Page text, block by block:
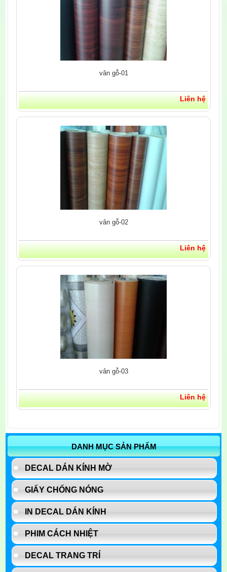
vân gỗ-01
Liên hệ
vân gỗ-02
Liên hệ
vân gỗ-03
Liên hệ
DANH MỤC SẢN PHẨM
DECAL DÁN KÍNH MỜ
GIẤY CHỐNG NÓNG
IN DECAL DÁN KÍNH
PHIM CÁCH NHIỆT
DECAL TRANG TRÍ